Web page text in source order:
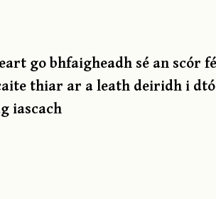
go bhfaigheadh sé an scór
thiar ar a leath deiridh i
iascach